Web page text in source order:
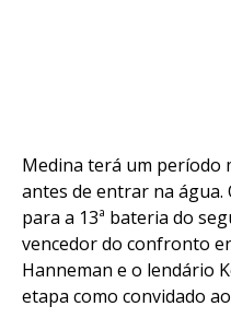
Medina terá um período
antes de entrar na água.
para a 13ª bateria do
vencedor do confronto
Hanneman e o lendário
etapa como convidado